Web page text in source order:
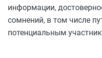
информации,
сомнений, в том числе
потенциальным